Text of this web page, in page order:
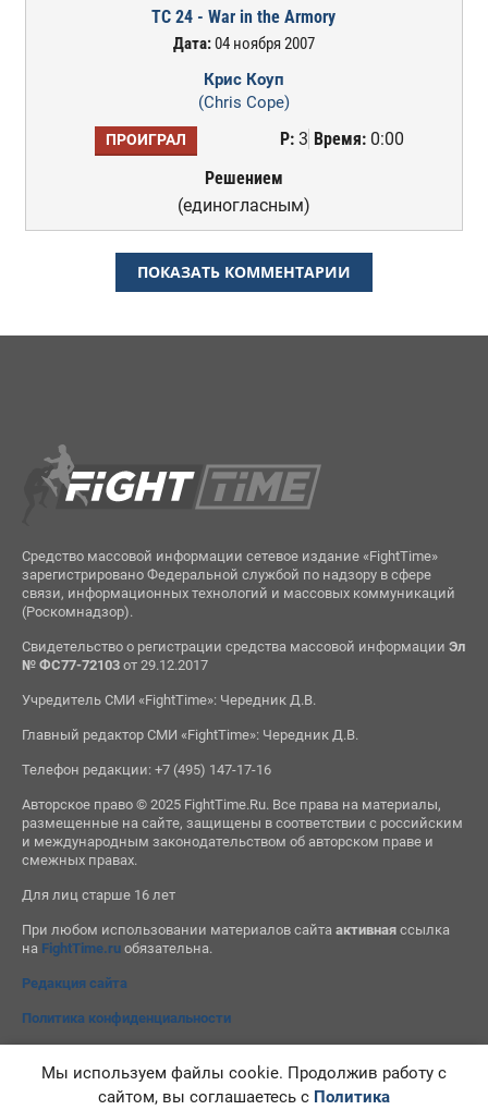
TC 24 - War in the Armory
Дата:04 ноября 2007
Крис Коуп
(Chris Cope)
ПРОИГРАЛ Р:3 Время:0:00
Решением
(единогласным)
ПОКАЗАТЬ КОММЕНТАРИИ
Средство массовой информации сетевое издание «FightTime»
зарегистрировано Федеральной службой по надзору в сфере
связи, информационных технологий и массовых коммуникаций
(Роскомнадзор).
Свидетельство о регистрации средства массовой информации Эл
№ ФС77-72103от 29.12.2017
Учредитель СМИ «FightTime»: Чередник Д.В.
Главный редактор СМИ «FightTime»: Чередник Д.В.
Телефон редакции: +7 (495) 147-17-16
Авторское право © 2025 FightTime.Ru. Все права на материалы,
размещенные на сайте, защищены в соответствии с российским
и международным законодательством об авторском праве и
смежных правах.
Для лиц старше 16 лет
При любом использовании материалов сайта активнаяссылка
на FightTime.ruобязательна.
Редакция сайта
Политика конфиденциальности
Мы используем файлы cookie. Продолжив работу с
сайтом, вы соглашаетесь с Политика